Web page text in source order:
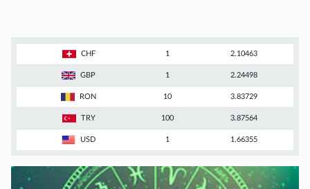
CHF 1 2.10463
GBP 1 2.24498
RON 10 3.83729
TRY 100 3.87564
USD 1 1.66355